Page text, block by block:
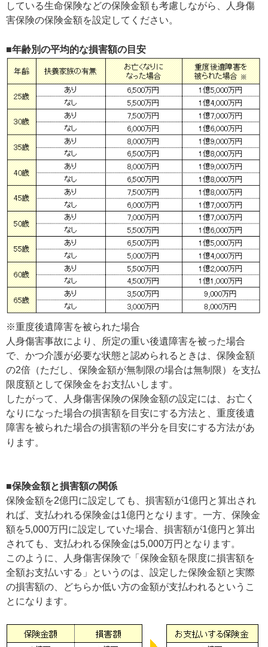
している生命保険などの保険金額も考慮しながら、人身傷
害保険の保険金額を設定してください。
■年齢別の平均的な損害額の目安
※重度後遺障害を被られた場合
人身傷害事故により、所定の重い後遺障害を被った場合
で、かつ介護が必要な状態と認められるときは、保険金額
の2倍（ただし、保険金額が無制限の場合は無制限）を支払
限度額として保険金をお支払いします。
したがって、人身傷害保険の保険金額の設定には、お亡く
なりになった場合の損害額を目安にする方法と、重度後遺
障害を被られた場合の損害額の半分を目安にする方法があ
ります。
■保険金額と損害額の関係
保険金額を2億円に設定しても、損害額が1億円と算出され
れば、支払われる保険金は1億円となります。一方、保険金
額を5,000万円に設定していた場合、損害額が1億円と算出
されても、支払われる保険金は5,000万円となります。
このように、人身傷害保険で「保険金額を限度に損害額を
全額お支払いする」というのは、設定した保険金額と実際
の損害額の、どちらか低い方の金額が支払われるというこ
とになります。